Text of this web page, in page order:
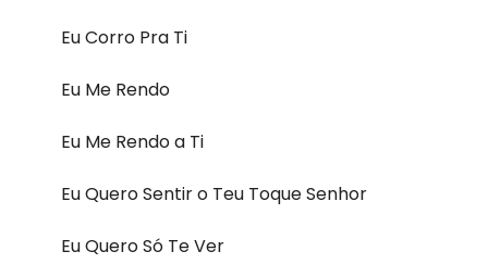
Eu Corro Pra Ti
Eu Me Rendo
Eu Me Rendo a Ti
Eu Quero Sentir o Teu Toque Senhor
Eu Quero Só Te Ver